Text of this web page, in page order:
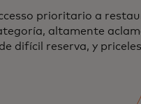
prioritario a
altamente
de difícil reserva, y